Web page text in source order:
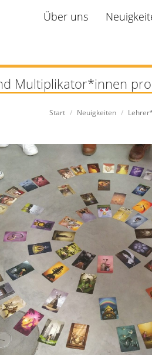
Über uns
Multiplikator*innen
Sie befinden sich hier:
Start Neuigkeiten